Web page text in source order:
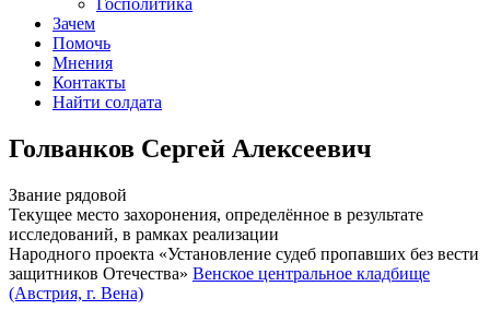
Госполитика
Зачем
Помочь
Мнения
Контакты
Найти солдата
Голванков Сергей Алексеевич
Звание рядовой
Текущее место захоронения, определённое в результате
исследований, в рамках реализации
Народного проекта «Установление судеб пропавших без вести
защитников Отечества» Венское центральное кладбище
(Австрия, г. Вена)